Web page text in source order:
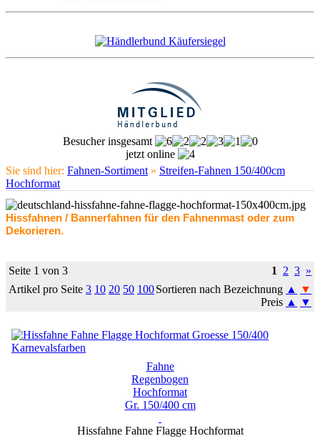
Besucher insgesamt
jetzt online
Sie sind hier: Fahnen-Sortiment » Streifen-Fahnen 150/400cm
Hochformat
Hissfahnen / Bannerfahnen für den Fahnenmast oder zum
Dekorieren.
Seite 1 von 3 1 2 3 »
Artikel pro Seite 3 10 20 50 100Sortieren nach Bezeichnung ▲
▼
Preis ▲ ▼
Fahne
Regenbogen
Hochformat
Gr. 150/400 cm
Hissfahne Fahne Flagge Hochformat